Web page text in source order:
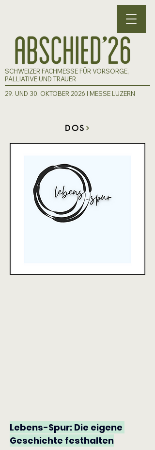
SCHWEIZER FACHMESSE FÜR VORSORGE,
PALLIATIVE UND TRAUER
29. UND 30. OKTOBER 2026 I MESSE LUZERN
DOS
Lebens-Spur: Die eigene
Geschichte festhalten